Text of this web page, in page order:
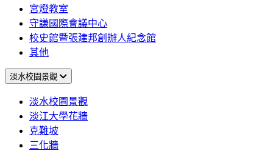
宮燈教室
守謙國際會議中心
校史館暨張建邦創辦人紀念館
其他
淡水校園景觀
淡水校園景觀
淡江大學花牆
克難坡
三化牆